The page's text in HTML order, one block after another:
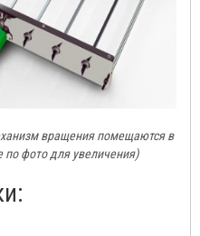
вращения помещаются в
по фото для увеличения)